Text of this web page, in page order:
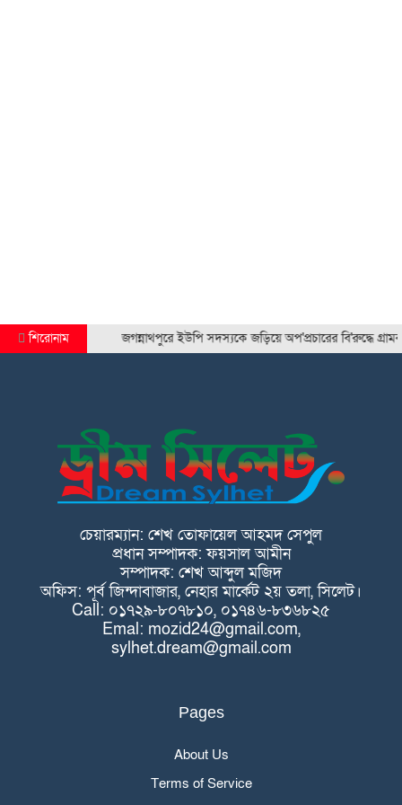
শিরোনাম জগন্নাথপুরে ইউপি সদস্যকে জড়িয়ে অপ'প্রচারের বি'রুদ্ধে গ্রামবাসীর
চেয়ারম্যান: শেখ তোফায়েল আহমদ সেপুল
প্রধান সম্পাদক: ফয়সাল আমীন
সম্পাদক: শেখ আব্দুল মজিদ
অফিস: পূর্ব জিন্দাবাজার, নেহার মার্কেট ২য় তলা, সিলেট।
Call: ০১৭২৯-৮০৭৮১০, ০১৭৪৬-৮৩৬৮২৫
Emal: mozid24@gmail.com,
sylhet.dream@gmail.com
Pages
About Us
Terms of Service